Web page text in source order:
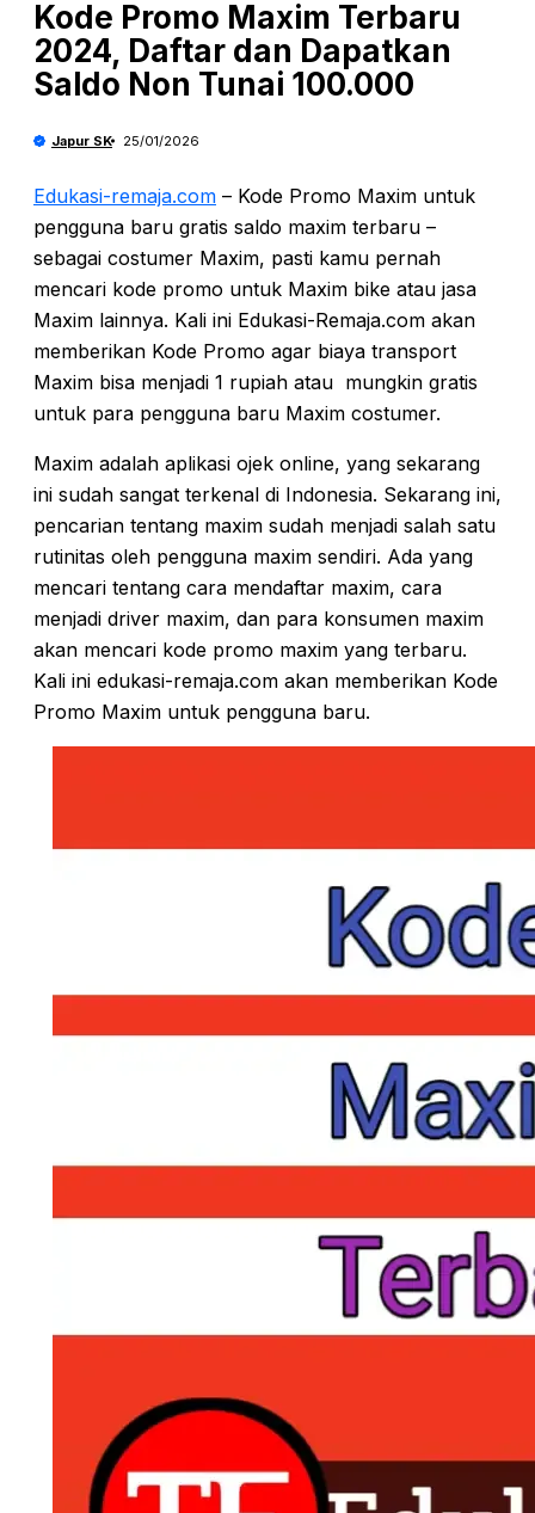
Kode Promo Maxim Terbaru
2024, Daftar dan Dapatkan
Saldo Non Tunai 100.000
Japur SK 25/01/2026
Edukasi-remaja.com – Kode Promo Maxim untuk
pengguna baru gratis saldo maxim terbaru –
sebagai costumer Maxim, pasti kamu pernah
mencari kode promo untuk Maxim bike atau jasa
Maxim lainnya. Kali ini Edukasi-Remaja.com akan
memberikan Kode Promo agar biaya transport
Maxim bisa menjadi 1 rupiah atau mungkin gratis
untuk para pengguna baru Maxim costumer.
Maxim adalah aplikasi ojek online, yang sekarang
ini sudah sangat terkenal di Indonesia. Sekarang ini,
pencarian tentang maxim sudah menjadi salah satu
rutinitas oleh pengguna maxim sendiri. Ada yang
mencari tentang cara mendaftar maxim, cara
menjadi driver maxim, dan para konsumen maxim
akan mencari kode promo maxim yang terbaru.
Kali ini edukasi-remaja.com akan memberikan Kode
Promo Maxim untuk pengguna baru.